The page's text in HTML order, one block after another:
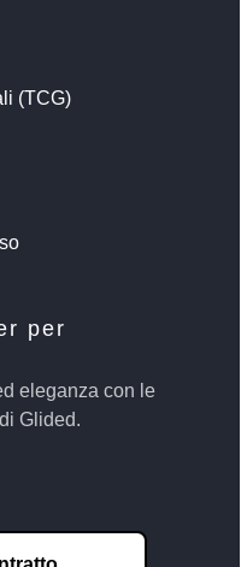
(TCG)
per
eleganza con le
Glided.